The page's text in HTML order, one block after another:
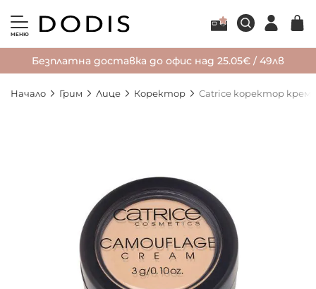
МЕНЮ
Безплатна доставка до офис над 25.05€ / 49лв
Начало Грим Лице Коректор Catrice коректор крем
изображенията